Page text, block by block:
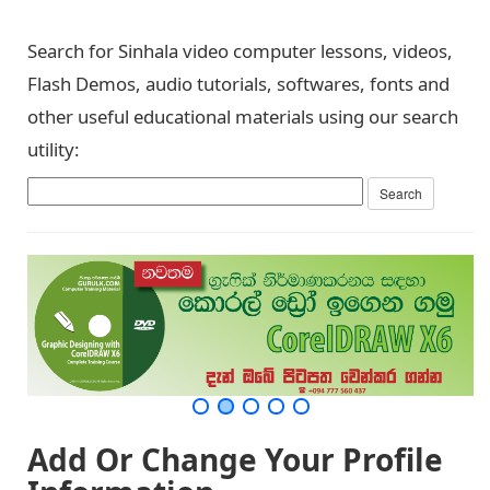
Search for Sinhala video computer lessons, videos,
Flash Demos, audio tutorials, softwares, fonts and
other useful educational materials using our search
utility:
Add Or Change Your Profile